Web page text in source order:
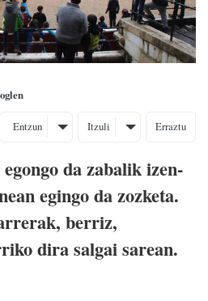
Entzun Itzuli Erraztu
da zabalik izen-
egingo da zozketa.
berriz,
dira salgai sarean.